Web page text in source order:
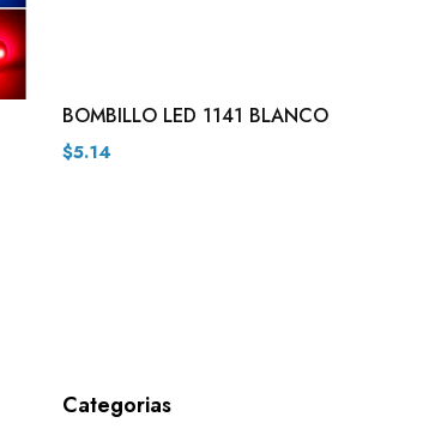
BOMBILLO LED 1141 BLANCO
$5.14
Categorias